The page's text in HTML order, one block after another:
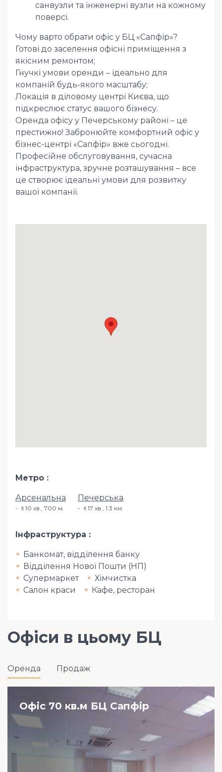
санвузли та інженерні вузли на кожному
поверсі.
Чому варто обрати офіс у БЦ «Сапфір»?
Готові до заселення офісні приміщення з
якісним ремонтом;
Гнучкі умови оренди – ідеально для
компаній будь-якого масштабу;
Локація в діловому центрі Києва, що
підкреслює статус вашого бізнесу.
Оренда офісу у Печерському районі – це
престижно! Забронюйте комфортний офіс у
бізнес-центрі «Сапфір» вже сьогодні.
Професійне обслуговування, сучасна
інфраструктура, зручне розташування – все
це створює ідеальні умови для розвитку
вашої компанії.
Метро
Арсенальна
🚶10 хв​., 700 м.
Печерська
🚶17 хв​., 1.3 км.
Інфраструктура
Банкомат, відділення банку
Відділення Нової Пошти (НП)
Супермаркет
Хімчистка
Салон краси
Кафе, ресторан
Офіси в цьому БЦ
Оренда Продаж
Офіс 70 кв.м БЦ Сапфір